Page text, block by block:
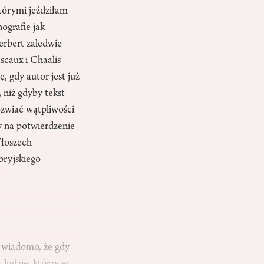
jeździłam
jak
zaledwie
i Chaalis
gdy autor jest już
niż gdyby tekst
wątpliwości
na potwierdzenie
że gdy